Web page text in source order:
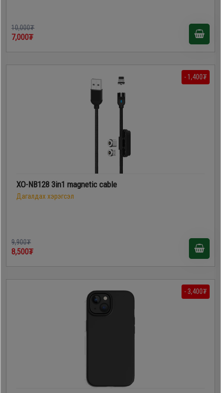
10,000₮
7,000₮
- 1,400₮
XO-NB128 3in1 magnetiс cable
Дагалдах хэрэгсэл
9,900₮
8,500₮
- 3,400₮